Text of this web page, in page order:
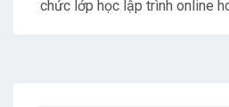
Nhi 1-6
chức lớp học lập trình online